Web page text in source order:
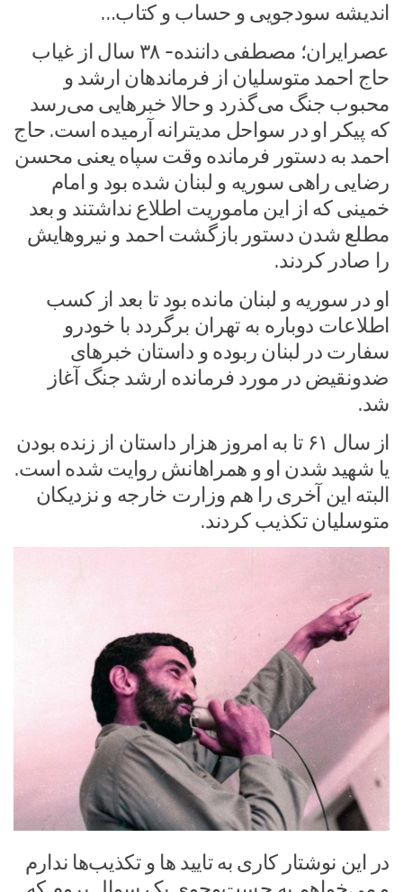
اندیشه سودجویی و حساب و کتاب…
عصرایران؛ مصطفی داننده- ۳۸ سال از غیاب
حاج احمد متوسلیان از فرماندهان ارشد و
محبوب جنگ می‎‌گذرد و حالا خبرهایی می‌رسد
که پیکر او در سواحل مدیترانه آرمیده است. حاج
احمد به دستور فرمانده وقت سپاه یعنی محسن
رضایی راهی سوریه و لبنان شده بود و امام
خمینی که از این ماموریت اطلاع نداشتند و بعد
مطلع شدن دستور بازگشت احمد و نیروهایش
را صادر کردند.
او در سوریه و لبنان مانده بود تا بعد از کسب
اطلاعات دوباره به تهران برگردد با خودرو
سفارت در لبنان ربوده و داستان خبرهای
ضدونقیض در مورد فرمانده ارشد جنگ آغاز
شد.
از سال ۶۱ تا به امروز هزار داستان از زنده بودن
یا شهید شدن او و همراهانش روایت شده است.
البته این آخری را هم وزارت خارجه و نزدیکان
متوسلیان تکذیب کردند.
در این نوشتار کاری به تایید ها و تکذیب‌ها ندارم